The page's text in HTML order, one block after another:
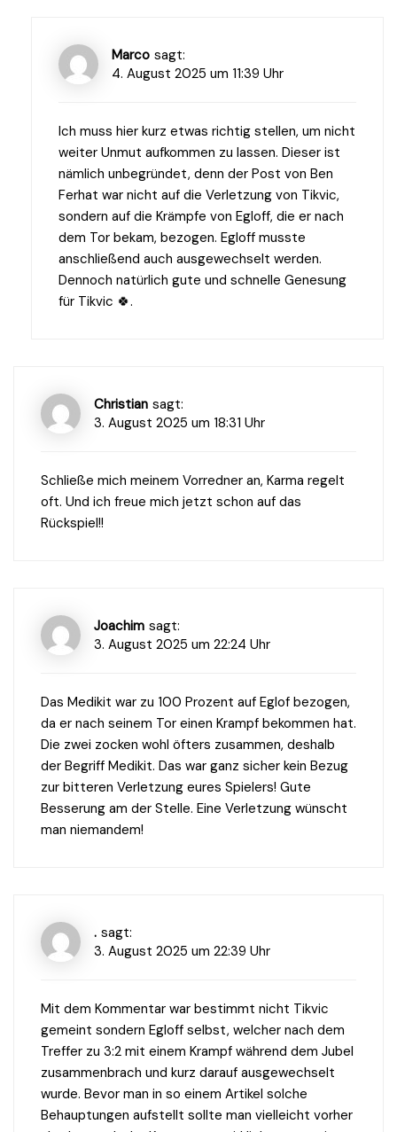
Marco sagt:
4. August 2025 um 11:39 Uhr
Ich muss hier kurz etwas richtig stellen, um nicht
weiter Unmut aufkommen zu lassen. Dieser ist
nämlich unbegründet, denn der Post von Ben
Ferhat war nicht auf die Verletzung von Tikvic,
sondern auf die Krämpfe von Egloff, die er nach
dem Tor bekam, bezogen. Egloff musste
anschließend auch ausgewechselt werden.
Dennoch natürlich gute und schnelle Genesung
für Tikvic 🍀.
Christian sagt:
3. August 2025 um 18:31 Uhr
Schließe mich meinem Vorredner an, Karma regelt
oft. Und ich freue mich jetzt schon auf das
Rückspiel!!
Joachim sagt:
3. August 2025 um 22:24 Uhr
Das Medikit war zu 100 Prozent auf Eglof bezogen,
da er nach seinem Tor einen Krampf bekommen hat.
Die zwei zocken wohl öfters zusammen, deshalb
der Begriff Medikit. Das war ganz sicher kein Bezug
zur bitteren Verletzung eures Spielers! Gute
Besserung am der Stelle. Eine Verletzung wünscht
man niemandem!
. sagt:
3. August 2025 um 22:39 Uhr
Mit dem Kommentar war bestimmt nicht Tikvic
gemeint sondern Egloff selbst, welcher nach dem
Treffer zu 3:2 mit einem Krampf während dem Jubel
zusammenbrach und kurz darauf ausgewechselt
wurde. Bevor man in so einem Artikel solche
Behauptungen aufstellt sollte man vielleicht vorher